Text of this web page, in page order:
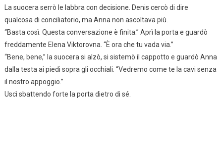
La suocera serrò le labbra con decisione. Denis cercò di dire
qualcosa di conciliatorio, ma Anna non ascoltava più.
“Basta così. Questa conversazione è finita.” Aprì la porta e guardò
freddamente Elena Viktorovna. “È ora che tu vada via.”
“Bene, bene,” la suocera si alzò, si sistemò il cappotto e guardò Anna
dalla testa ai piedi sopra gli occhiali. “Vedremo come te la cavi senza
il nostro appoggio.”
Uscì sbattendo forte la porta dietro di sé.